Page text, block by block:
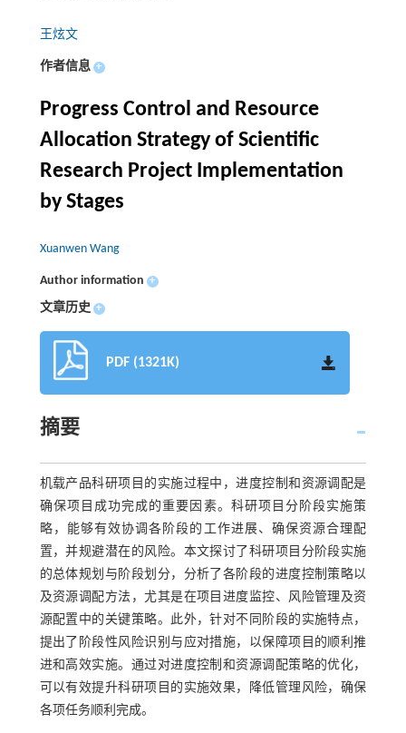
王炫文
作者信息 +
Progress Control and Resource
Allocation Strategy of Scientific
Research Project Implementation
by Stages
Xuanwen Wang
Author information +
文章历史 +
PDF (1321K)
摘要
机载产品科研项目的实施过程中，进度控制和资源调配是
确保项目成功完成的重要因素。科研项目分阶段实施策
略，能够有效协调各阶段的工作进展、确保资源合理配
置，并规避潜在的风险。本文探讨了科研项目分阶段实施
的总体规划与阶段划分，分析了各阶段的进度控制策略以
及资源调配方法，尤其是在项目进度监控、风险管理及资
源配置中的关键策略。此外，针对不同阶段的实施特点，
提出了阶段性风险识别与应对措施，以保障项目的顺利推
进和高效实施。通过对进度控制和资源调配策略的优化，
可以有效提升科研项目的实施效果，降低管理风险，确保
各项任务顺利完成。